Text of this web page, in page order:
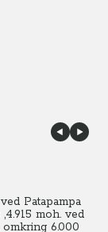
ved Patapampa
moh. ved
6.000